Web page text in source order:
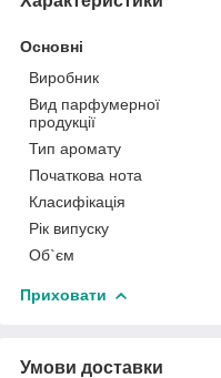
Основні
Виробник
Вид парфумерної
продукції
Тип аромату
Початкова нота
Класифікація
Рік випуску
Об`єм
Приховати
Умови доставки